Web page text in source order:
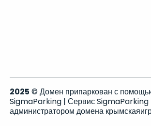
2025 © Домен припаркован с
SigmaParking | Сервис SigmaParking
администратором домена